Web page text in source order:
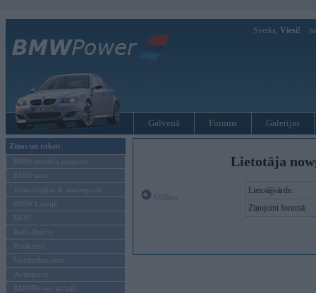
Sveiks, Viesi!
Galvenā Forums Galerijas
Ziņas un raksti
BMW modeļu jaunumi
BMW testi
Tehnoloģijas & sasniegumi
BMW Latvijā
MINI
Rolls-Royce
Pasākumi
Vadāmības tests
Autosports
BMWPower aktuāli
Lietotāja
Lietotājvārds:
Ziņojumi forumā: